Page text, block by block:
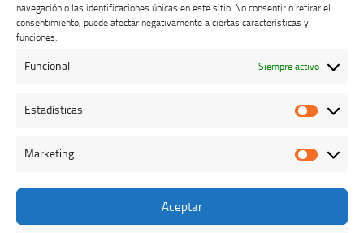
navegación o las identificaciones únicas en este sitio. No consentir o retirar el
consentimiento, puede afectar negativamente a ciertas características y
funciones.
Funcional Siempre activo
Estadísticas
Marketing
Aceptar
Buzón de dudas, quejas y sugerencias
Colegio Oficial de Veterinarios de Cáceres © 2026. Todos los